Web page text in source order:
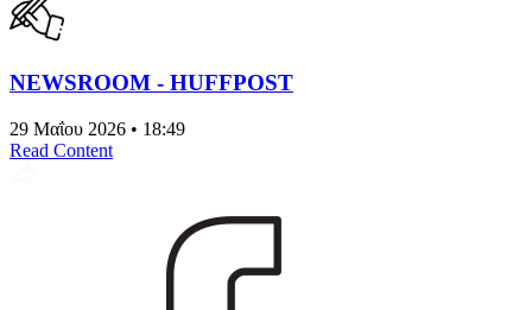
NEWSROOM - HUFFPOST
29 Μαΐου 2026 • 18:49
Read Content